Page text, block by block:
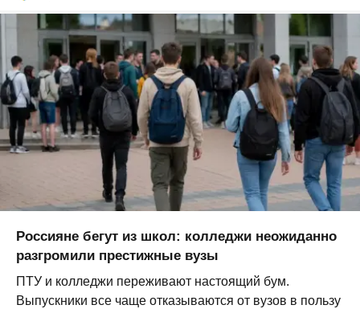
Россияне бегут из школ: колледжи неожиданно
разгромили престижные вузы
ПТУ и колледжи переживают настоящий бум.
Выпускники все чаще отказываются от вузов в пользу